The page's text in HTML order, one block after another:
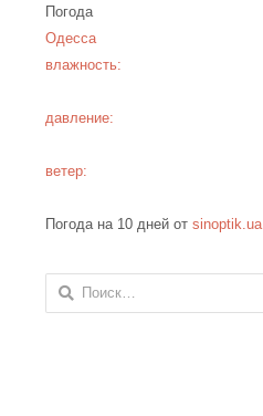
Погода
Одесса
влажность:
давление:
ветер:
Погода на 10 дней отsinoptik.ua
Найти: